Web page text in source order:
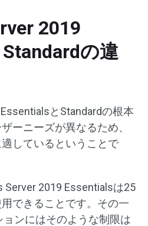
2019
の違
とStandardの根本
ーニーズが異なるため、
しているということで
Server 2019 Essentialsは25
できることです。その一
ンにはそのような制限は